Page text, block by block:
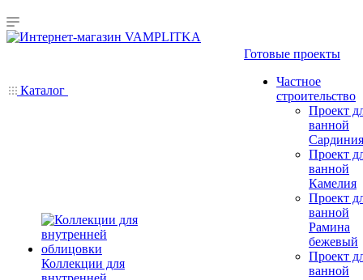
Каталог
Коллекции для
Готовые проекты
Частное
строительство
Проект
ванной
Сардиния
Проект
ванной
Камелия
Проект
ванной
Рамина
бежевый
Проект
ванной